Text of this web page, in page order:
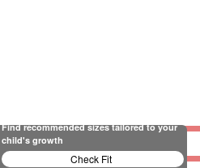
Find recommended sizes tailored to your
child's growth
Check Fit